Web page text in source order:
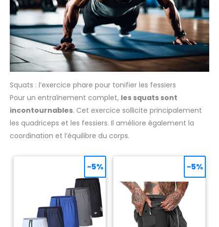
Squats : l’exercice phare pour tonifier les fessiers
Pour un entraînement complet, les squats sont
incontournables. Cet exercice sollicite principalement
les quadriceps et les fessiers. Il améliore également la
coordination et l’équilibre du corps.
-5% -5%